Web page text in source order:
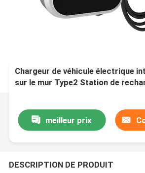
Chargeur de véhicule électrique
sur le mur Type2 Station de
meilleur prix
DESCRIPTION DE PRODUIT